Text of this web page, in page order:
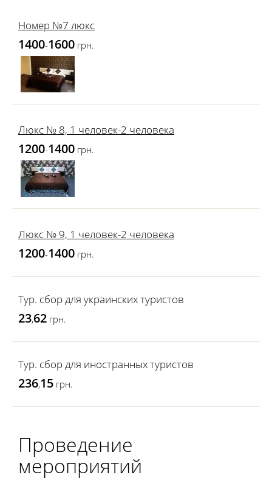
Номер №7 люкс
1400-1600 грн.
Люкс № 8, 1 человек-2 человека
1200-1400 грн.
Люкс № 9, 1 человек-2 человека
1200-1400 грн.
Тур. сбор для украинских туристов
23,62 грн.
Тур. сбор для иностранных туристов
236,15 грн.
Проведение
мероприятий